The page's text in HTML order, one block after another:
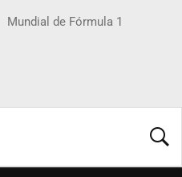
Mundial de Fórmula 1